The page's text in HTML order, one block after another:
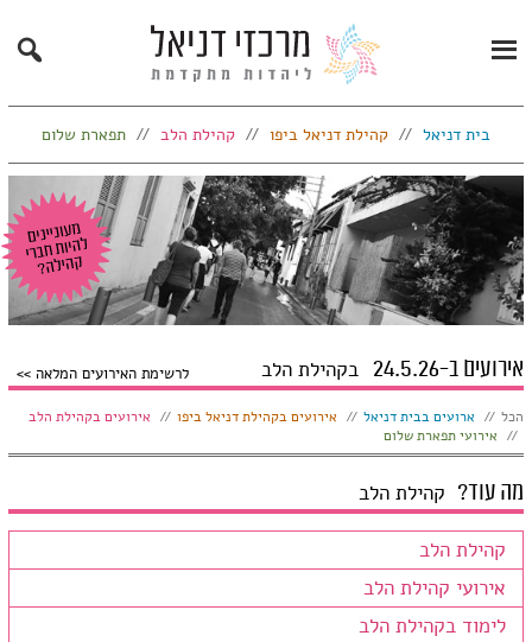
Primary
Menu
Search
בית דניאל קהילת דניאל ביפו קהילת הלב תפארת שלום
אירועים ב-24.5.26 בקהילת הלב לרשימת האירועים המלאה
הצג:
הכל ארועים בבית דניאל אירועים בקהילת דניאל ביפו
אירועים בקהילת הלב
אירועי תפארת שלום
מה עוד? קהילת הלב
קהילת הלב
אירועי קהילת הלב
לימוד בקהילת הלב